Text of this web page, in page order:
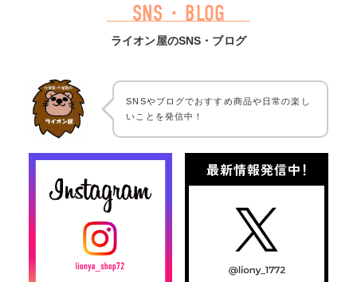
SNS・BLOG
ライオン屋のSNS・ブログ
SNSやブログでおすすめ商品や日常の楽し
いことを発信中！